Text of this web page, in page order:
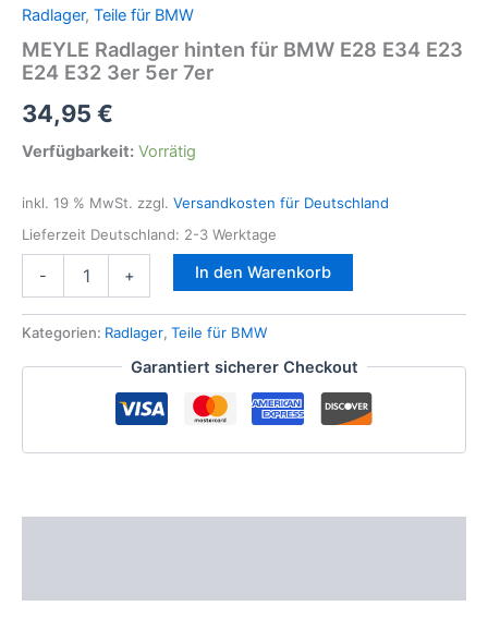
Radlager, Teile für BMW
MEYLE Radlager hinten für BMW E28 E34 E23
E24 E32 3er 5er 7er
34,95 €
Verfügbarkeit: Vorrätig
inkl. 19 % MwSt. zzgl. Versandkosten für Deutschland
Lieferzeit Deutschland: 2-3 Werktage
-
für
E28
E32
+ In den Warenkorb
Kategorien: Radlager, Teile für BMW
Garantiert sicherer Checkout